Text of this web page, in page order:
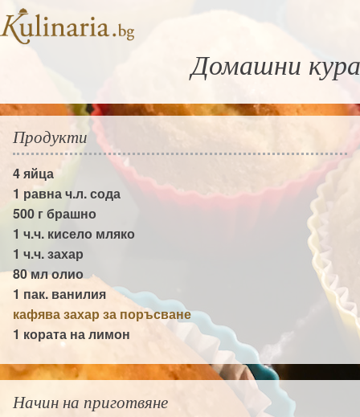
Домашни
Продукти
4яйца
1 равна ч.л.сода
500 гбрашно
1 ч.ч. кисело мляко
1 ч.ч.захар
80 млолио
1 пак. ванилия
кафява захар за поръсване
1 кората налимон
Начин на приготвяне